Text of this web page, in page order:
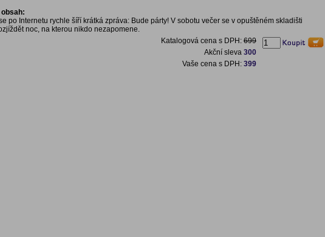
po Internetu rychle šíří krátká zpráva: Bude párty! V sobotu večer se v opuštěném skladišti
noc, na kterou nikdo nezapomene.
Katalogová cena s DPH: 699
Akční sleva 300
Vaše cena s DPH: 399